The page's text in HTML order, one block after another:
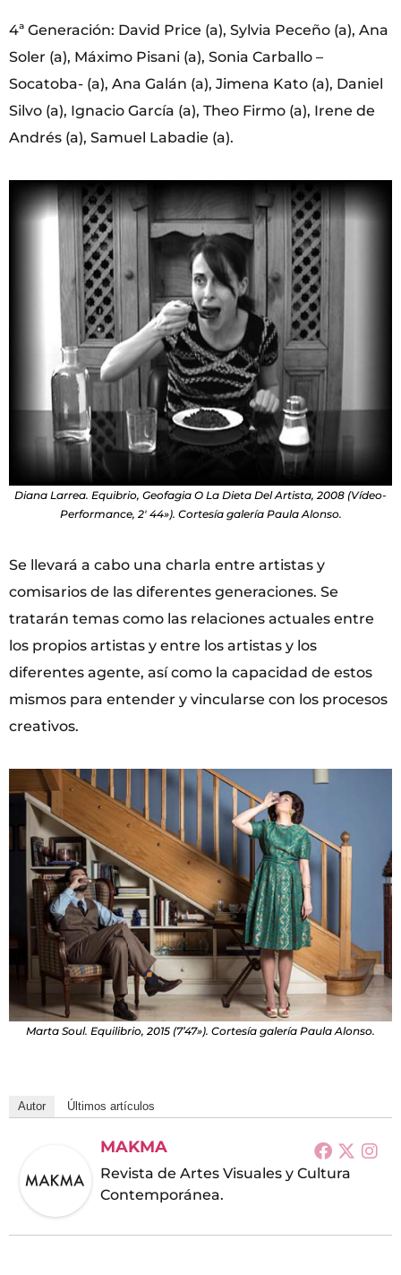
4ª Generación: David Price (a), Sylvia Peceño (a), Ana
Soler (a), Máximo Pisani (a), Sonia Carballo –
Socatoba- (a), Ana Galán (a), Jimena Kato (a), Daniel
Silvo (a), Ignacio García (a), Theo Firmo (a), Irene de
Andrés (a), Samuel Labadie (a).
Diana Larrea. Equibrio, Geofagia O La Dieta Del Artista, 2008 (Vídeo-
Performance, 2′ 44»). Cortesía galería Paula Alonso.
Se llevará a cabo una charla entre artistas y
comisarios de las diferentes generaciones. Se
tratarán temas como las relaciones actuales entre
los propios artistas y entre los artistas y los
diferentes agente, así como la capacidad de estos
mismos para entender y vincularse con los procesos
creativos.
Marta Soul. Equilibrio, 2015 (7’47»). Cortesía galería Paula Alonso.
Autor Últimos artículos
MAKMA
Revista de Artes Visuales y Cultura
Contemporánea.